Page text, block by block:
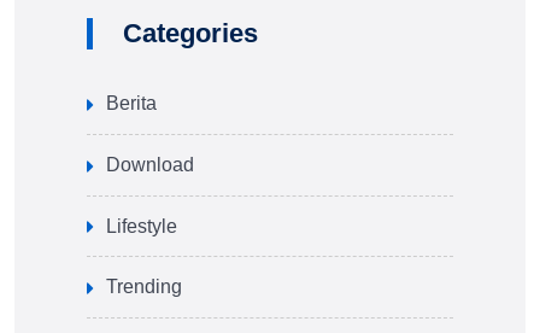
Categories
Berita
Download
Lifestyle
Trending